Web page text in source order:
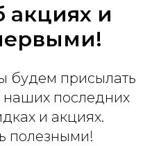
акциях и
будем присылать
последних
и акциях.
полезными!